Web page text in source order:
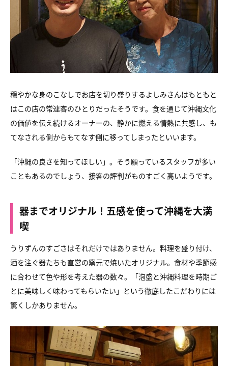
穏やかな身のこなしでお店を切り盛りするよしみさんはもともと
はこの店の常連客のひとりだったそうです。 食を通じて沖縄文化
の価値を伝え続けるオーナーの、 静かに燃える情熱に共感し、も
てなされる側からもてなす側に移ってしまったといいます。
「沖縄の良さを知ってほしい」。そう願っているスタッフが多い
こともあるのでしょう、接客の評判がものすごく高いようです。
器までオリジナル！五感を使って沖縄を大満
喫
うりずんのすごさはそれだけではありません。 料理を盛り付け、
酒を注ぐ器たちも直営の窯元で焼いたオリジナル。 食材や季節感
に合わせて色や形を考えた器の数々。
「泡盛と沖縄料理を時期ご
とに美味しく味わってもらいたい」という徹底したこだわりには
驚くしかありません。